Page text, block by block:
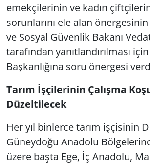
emekçilerinin ve kadın
sorunlarını ele alan önergesinin
ve Sosyal Güvenlik Bakanı
tarafından yanıtlandırılması
Başkanlığına soru önergesi
Tarım İşçilerinin Çalışma
Düzeltilecek
Her yıl binlerce tarım işçisinin
Güneydoğu Anadolu
üzere başta Ege, İç Anadolu,